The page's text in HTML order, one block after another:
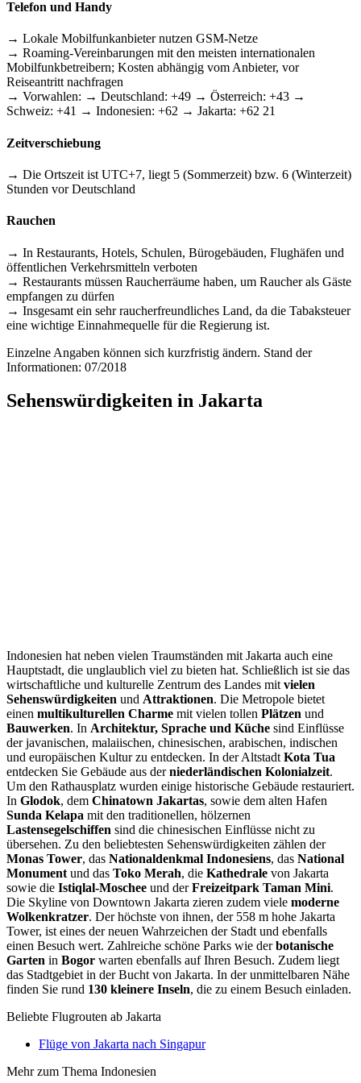
Telefon und Handy
→ Lokale Mobilfunkanbieter nutzen GSM-Netze
→ Roaming-Vereinbarungen mit den meisten internationalen
Mobilfunkbetreibern; Kosten abhängig vom Anbieter, vor
Reiseantritt nachfragen
→ Vorwahlen: → Deutschland: +49 → Österreich: +43 →
Schweiz: +41 → Indonesien: +62 → Jakarta: +62 21
Zeitverschiebung
→ Die Ortszeit ist UTC+7, liegt 5 (Sommerzeit) bzw. 6 (Winterzeit)
Stunden vor Deutschland
Rauchen
→ In Restaurants, Hotels, Schulen, Bürogebäuden, Flughäfen und
öffentlichen Verkehrsmitteln verboten
→ Restaurants müssen Raucherräume haben, um Raucher als Gäste
empfangen zu dürfen
→ Insgesamt ein sehr raucherfreundliches Land, da die Tabaksteuer
eine wichtige Einnahmequelle für die Regierung ist.
Einzelne Angaben können sich kurzfristig ändern. Stand der
Informationen: 07/2018
Sehenswürdigkeiten in Jakarta
Indonesien hat neben vielen Traumständen mit Jakarta auch eine
Hauptstadt, die unglaublich viel zu bieten hat. Schließlich ist sie das
wirtschaftliche und kulturelle Zentrum des Landes mit vielen
Sehenswürdigkeiten und Attraktionen. Die Metropole bietet
einen multikulturellen Charme mit vielen tollen Plätzen und
Bauwerken. In Architektur, Sprache und Küche sind Einflüsse
der javanischen, malaiischen, chinesischen, arabischen, indischen
und europäischen Kultur zu entdecken. In der Altstadt Kota Tua
entdecken Sie Gebäude aus derniederländischen Kolonialzeit.
Um den Rathausplatz wurden einige historische Gebäude restauriert.
In Glodok, dem Chinatown Jakartas, sowie dem alten Hafen
Sunda Kelapa mit den traditionellen, hölzernen
Lastensegelschiffen sind die chinesischen Einflüsse nicht zu
übersehen. Zu den beliebtesten Sehenswürdigkeiten zählen der
Monas Tower, das Nationaldenkmal Indonesiens, das National
Monument und das Toko Merah, die Kathedrale von Jakarta
sowie die Istiqlal-Moschee und derFreizeitpark Taman Mini.
Die Skyline von Downtown Jakarta zieren zudem viele moderne
Wolkenkratzer. Der höchste von ihnen, der 558 m hohe Jakarta
Tower, ist eines der neuen Wahrzeichen der Stadt und ebenfalls
einen Besuch wert. Zahlreiche schöne Parks wie derbotanische
Garten in Bogor warten ebenfalls auf Ihren Besuch. Zudem liegt
das Stadtgebiet in der Bucht von Jakarta. In der unmittelbaren Nähe
finden Sie rund 130 kleinere Inseln, die zu einem Besuch einladen.
Beliebte Flugrouten ab Jakarta
Flüge von Jakarta nach Singapur
Mehr zum Thema Indonesien